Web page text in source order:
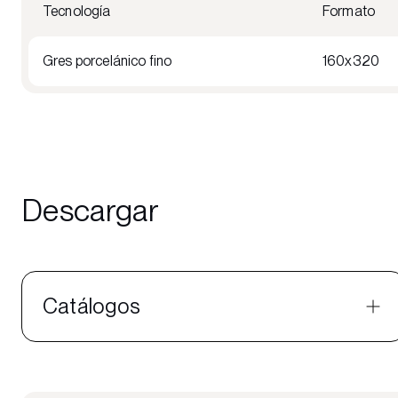
Tecnología Formato
Gres porcelánico fino 160x320
Descargar
Catálogos